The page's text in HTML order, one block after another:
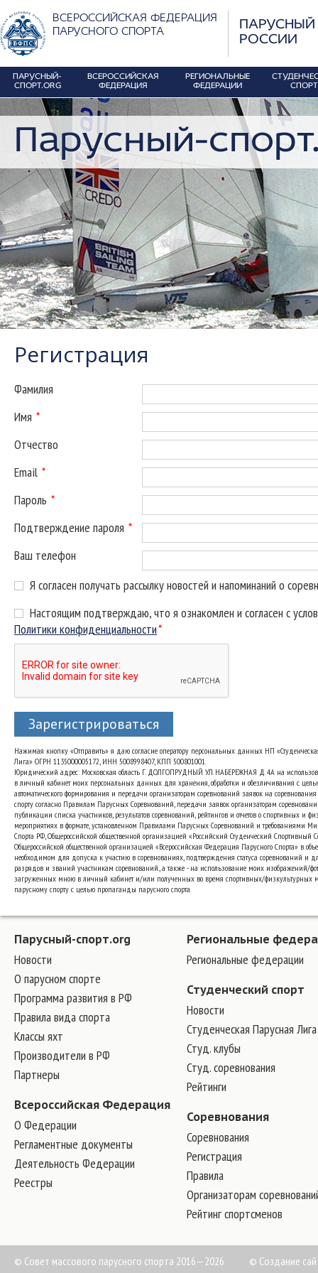
ВСЕРОССИЙСКАЯ ФЕДЕРАЦИЯ
ПАРУСНОГО СПОРТА
ПАРУСНЫЙ
РОССИИ
ПАРУСНЫЙ-
СПОРТ.ORG
ВСЕРОССИЙСКАЯ
ФЕДЕРАЦИЯ
РЕГИОНАЛЬНЫЕ
ФЕДЕРАЦИИ
СПОРТ
Парусный-
Регистрация
Фамилия
Имя *
Отчество
Email *
Пароль *
Подтверждение пароля *
Ваш телефон
Я согласен получать рассылку новостей и напоминаний о
Настоящим подтверждаю, что я ознакомлен и согласен с
Политики конфиденциальности*
Зарегистрироваться
Нажимая кнопку «Отправить» я даю согласие оператору персональных данных НП
Лига» ОГРН 1135000005172, ИНН 5008998407, КПП 500801001.
Юридический адрес: Московская область Г. ДОЛГОПРУДНЫЙ УЛ. НАБЕРЕЖНАЯ Д. 4А на
в личный кабинет моих персональных данных для хранения, обработки и обезличивания с
автоматического формирования и передачи организаторам соревнований заявок на
спорту согласно Правилам Парусных Соревнований, передачи заявок организаторам
публикации списка участников, результатов соревнований, рейтингов и отчетов о спортивных и
мероприятиях в формате, установленном Правилами Парусных Соревнований и требованиями
Спорта РФ, Общероссийской общественной организацией «Российский Студенческий Спортивный
Общероссийской общественной организацией «Всероссийская Федерация Парусного Спорта» в
необходимом для допуска к участию в соревнованиях, подтверждения статуса соревнований и
разрядов и званий участникам соревнований., а также - на использование моих изображений/
загруженных мною в личный кабинет и/или полученных во время спортивных/физкультурных
парусному спорту с целью пропаганды парусного спорта.
Парусный-спорт.org
Новости
О парусном спорте
Программа развития в РФ
Правила вида спорта
Классы яхт
Производители в РФ
Партнеры
Всероссийская Федерация
О Федерации
Регламентные документы
Деятельность Федерации
Реестры
Региональные
Региональные федерации
Студенческий спорт
Новости
Студенческая Парусная Лига
Студ. клубы
Студ. соревнования
Рейтинги
Соревнования
Соревнования
Регистрация
Правила
Организаторам
Рейтинг спортсменов
© Совет массового парусного спорта 2016—2026 © Создание